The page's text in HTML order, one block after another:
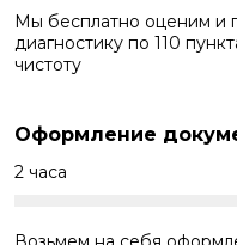
Мы бесплатно оценим и
диагностику по 110
чистоту
Оформление
2 часа